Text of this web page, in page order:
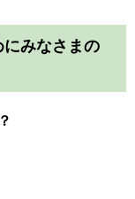
みなさまの